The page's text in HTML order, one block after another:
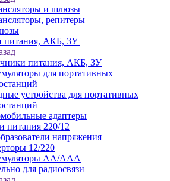
и шлюзы
репитеры
питания, АКБ, ЗУ
питания, АКБ, ЗУ
для портативных
устройства для портативных
адаптеры
питания 220/12
напряжения
12/220
АА/ААА
для радиосвязи